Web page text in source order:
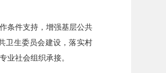
条件支持，增强基层公共
卫生委员会建设，落实村
业社会组织承接。